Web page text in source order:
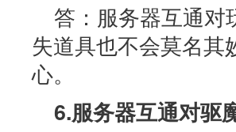
答：服务器互通对
失道具也不会莫名
心。
6.服务器互通对驱